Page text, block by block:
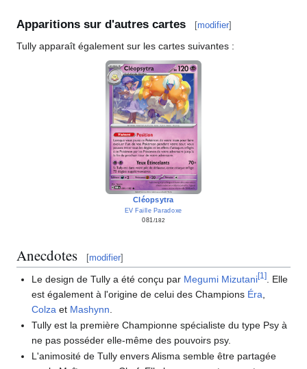
Apparitions sur d'autres cartes [modifier]
Tully apparaît également sur les cartes suivantes :
Cléopsytra
EV Faille Paradoxe
081 /182
Anecdotes [modifier]
Le design de Tully a été conçu par Megumi Mizutani[1]
. Elle
est également à l'origine de celui des Champions Éra
Colza et Mashynn
Tully est la première Championne spécialiste du type Psy à
ne pas posséder elle-même des pouvoirs psy.
L'animosité de Tully envers Alisma semble être partagée